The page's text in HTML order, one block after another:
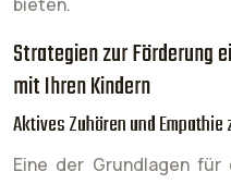
Strategien zur Förderung
mit Ihren Kindern
Aktives Zuhören und Empathie
Eine der Grundlagen für